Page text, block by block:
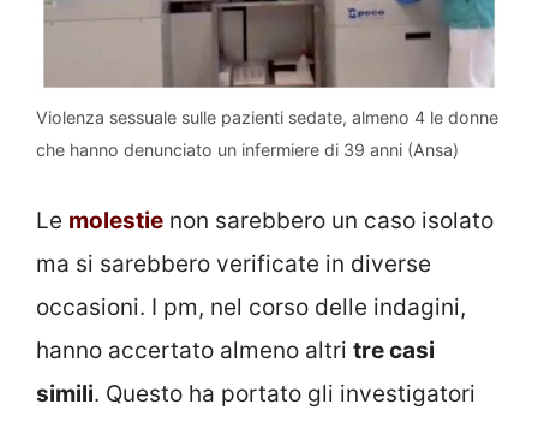
Violenza sessuale sulle pazienti sedate, almeno 4 le donne
che hanno denunciato un infermiere di 39 anni (Ansa)
Le molestie non sarebbero un caso isolato
ma si sarebbero verificate in diverse
occasioni. I pm, nel corso delle indagini,
hanno accertato almeno altri tre casi
simili. Questo ha portato gli investigatori